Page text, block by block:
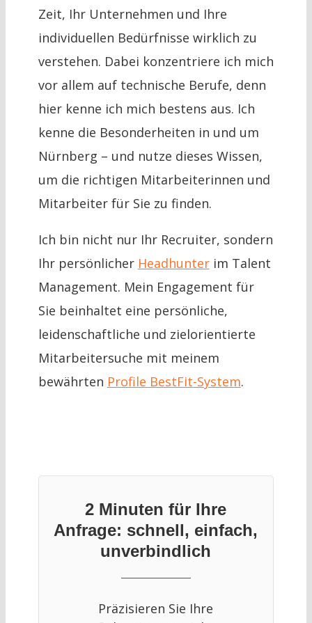
Zeit, Ihr Unternehmen und Ihre
individuellen Bedürfnisse wirklich zu
verstehen. Dabei konzentriere ich mich
vor allem auf technische Berufe, denn
hier kenne ich mich bestens aus. Ich
kenne die Besonderheiten in und um
Nürnberg – und nutze dieses Wissen,
um die richtigen Mitarbeiterinnen und
Mitarbeiter für Sie zu finden.
Ich bin nicht nur Ihr Recruiter, sondern
Ihr persönlicher Headhunterim Talent
Management. Mein Engagement für
Sie beinhaltet eine persönliche,
leidenschaftliche und zielorientierte
Mitarbeitersuche mit meinem
bewährten Profile BestFit-System.
2 Minuten für Ihre
Anfrage: schnell, einfach,
unverbindlich
Präzisieren Sie Ihre